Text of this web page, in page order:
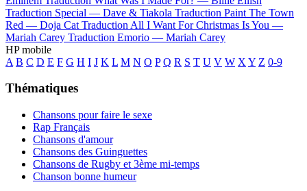
Traduction Special — Dave & Tiakola Traduction Paint The Town
Red — Doja Cat Traduction All I Want For Christmas Is You —
Mariah Carey Traduction Emorio — Mariah Carey
HP mobile
A B C D E F G H I J K L M N O P Q R S T U V W X Y Z 0-9
Thématiques
Chansons pour faire le sexe
Rap Français
Chansons d'amour
Chansons des Guinguettes
Chansons de Rugby et 3ème mi-temps
Chanson bonne humeur